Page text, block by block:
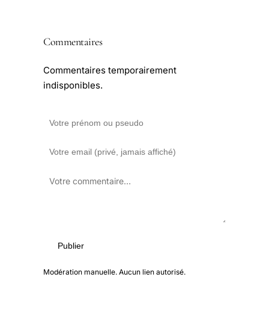
Commentaires
Commentaires temporairement
indisponibles.
Publier
Modération manuelle. Aucun lien autorisé.